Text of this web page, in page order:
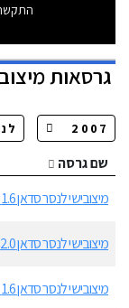
גרסאות
שם גרסה
מיצובישי לנסר סדאן 1.6 אקזקוטיב ידני
מיצובישי לנסר סדאן 2.0 ספורט ידני
מיצובישי לנסר סדאן 1.6 פרימיום אוטומט